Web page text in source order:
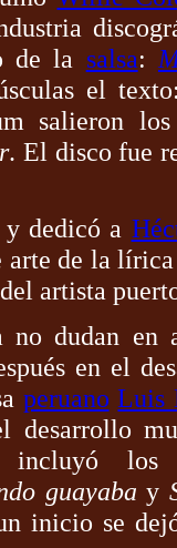
de la salsa:
el
salieron los
. El disco fue
y dedicó a
arte de la
artista
no dudan
en el
peruano Luis
desarrollo
los
guayaba y
inicio se